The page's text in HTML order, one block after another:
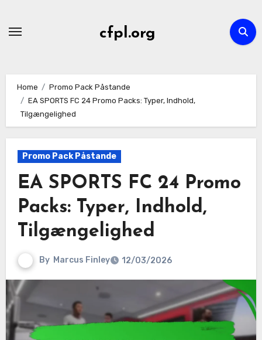
cfpl.org
Home
Promo Pack Påstande
EA SPORTS FC 24 Promo Packs: Typer, Indhold,
Tilgængelighed
Promo Pack Påstande
EA SPORTS FC 24 Promo
Packs: Typer, Indhold,
Tilgængelighed
By Marcus Finley 12/03/2026